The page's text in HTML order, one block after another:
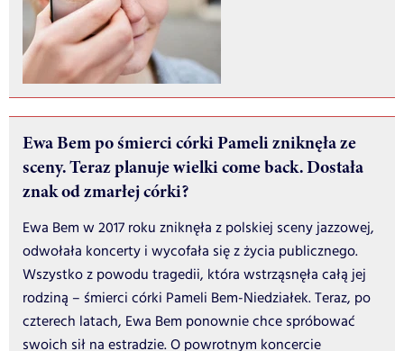
Ewa Bem po śmierci córki Pameli zniknęła ze
sceny. Teraz planuje wielki come back. Dostała
znak od zmarłej córki?
Ewa Bem w 2017 roku zniknęła z polskiej sceny jazzowej,
odwołała koncerty i wycofała się z życia publicznego.
Wszystko z powodu tragedii, która wstrząsnęła całą jej
rodziną – śmierci córki Pameli Bem-Niedziałek. Teraz, po
czterech latach, Ewa Bem ponownie chce spróbować
swoich sił na estradzie. O powrotnym koncercie